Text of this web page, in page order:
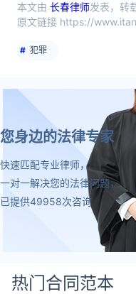
本文由 长春律师发表，转
原文链接 https://
犯罪
您身边的法律专家
快速匹配专业律师，
一对一解决您的法律问题，
已提供49958次咨询
热门合同范本